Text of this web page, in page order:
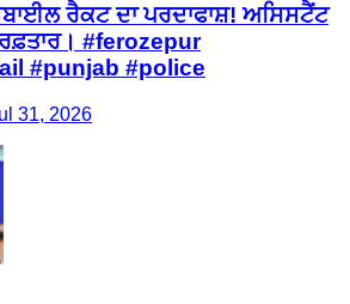
ਰੈਕਟ ਦਾ ਪਰਦਾਫਾਸ਼! ਅਸਿਸਟੈਂਟ
#ferozepur
#punjab #police
31, 2026